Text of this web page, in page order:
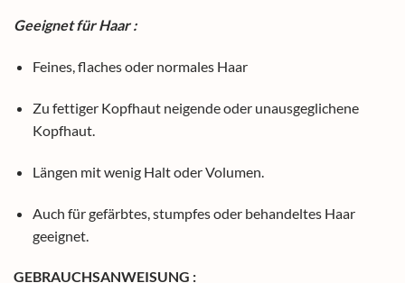
Geeignet für Haar :
Feines, flaches oder normales Haar
Zu fettiger Kopfhaut neigende oder unausgeglichene
Kopfhaut.
Längen mit wenig Halt oder Volumen.
Auch für gefärbtes, stumpfes oder behandeltes Haar
geeignet.
GEBRAUCHSANWEISUNG :